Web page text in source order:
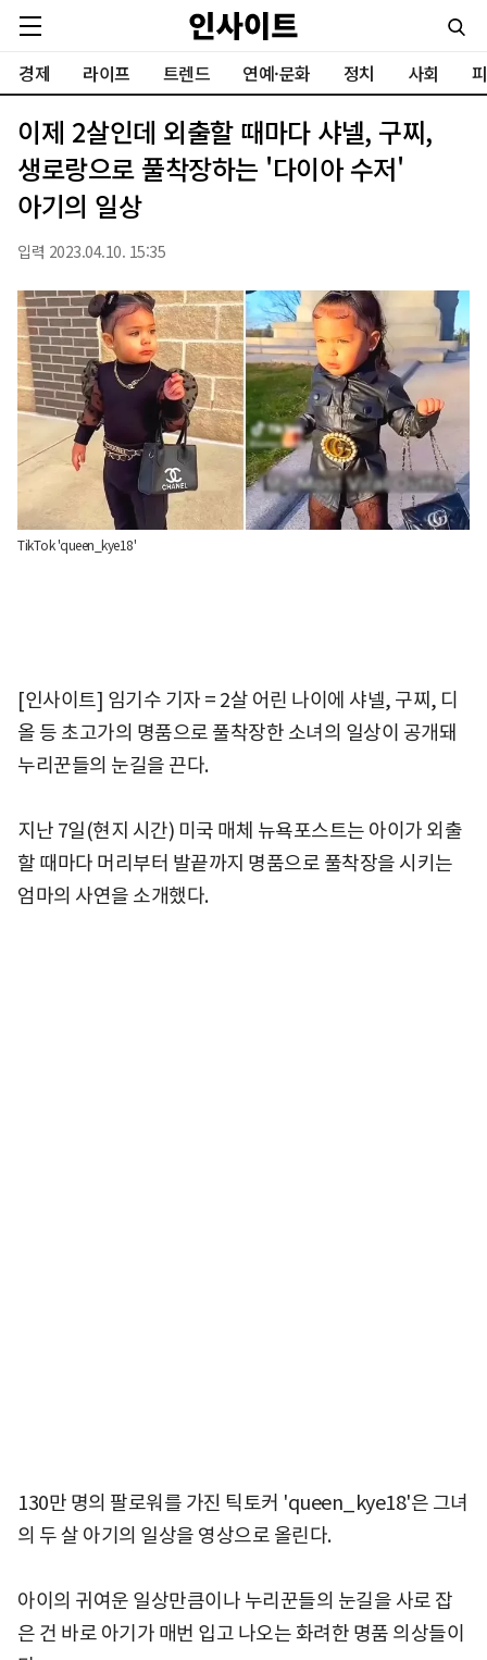
경제 라이프 트렌드 연예·문화 정치 사회
이제 2살인데 외출할 때마다 샤넬, 구찌,
생로랑으로 풀착장하는 '다이아 수저'
아기의 일상
입력 2023.04.10. 15:35
TikTok 'queen_kye18'
[인사이트] 임기수 기자 = 2살 어린 나이에 샤넬, 구찌, 디
올 등 초고가의 명품으로 풀착장한 소녀의 일상이 공개돼
누리꾼들의 눈길을 끈다.
지난 7일(현지 시간) 미국 매체 뉴욕포스트는 아이가 외출
할 때마다 머리부터 발끝까지 명품으로 풀착장을 시키는
엄마의 사연을 소개했다.
130만 명의 팔로워를 가진 틱토커 'queen_kye18'은 그녀
의 두 살 아기의 일상을 영상으로 올린다.
아이의 귀여운 일상만큼이나 누리꾼들의 눈길을 사로 잡
은 건 바로 아기가 매번 입고 나오는 화려한 명품 의상들이